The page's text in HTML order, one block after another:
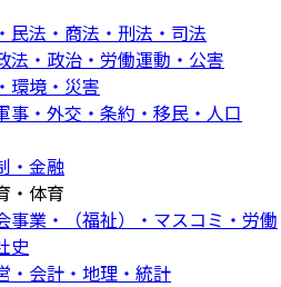
民法・商法・刑法・司法
法・政治・労働運動・公害
環境・災害
事・外交・条約・移民・人口
・金融
・体育
事業・（福祉）・マスコミ・労働
史
・会計・地理・統計